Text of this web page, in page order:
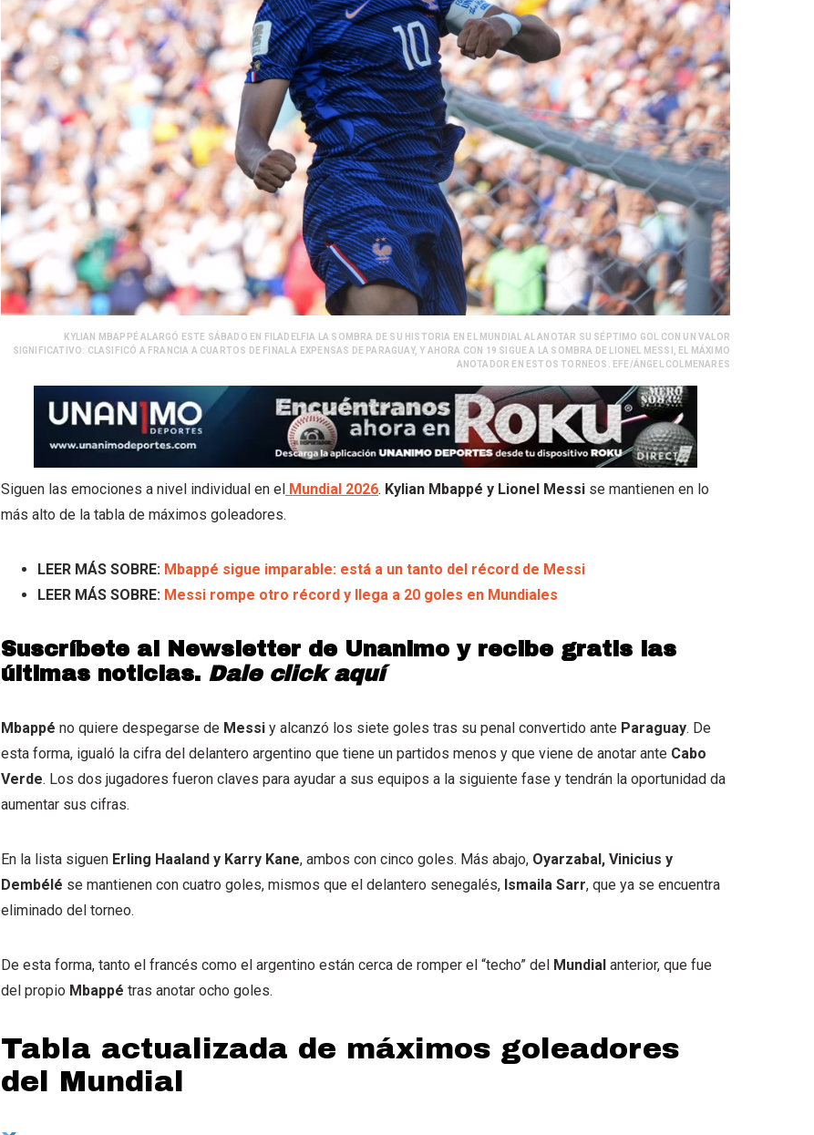
KYLIAN MBAPPÉ ALARGÓ ESTE SÁBADO EN FILADELFIA LA SOMBRA DE SU HISTORIA EN EL MUNDIAL AL ANOTAR SU SÉPTIMO GOL CON UN VALOR
SIGNIFICATIVO: CLASIFICÓ A FRANCIA A CUARTOS DE FINAL A EXPENSAS DE PARAGUAY, Y AHORA CON 19 SIGUE A LA SOMBRA DE LIONEL MESSI, EL MÁXIMO
ANOTADOR EN ESTOS TORNEOS. EFE/ÁNGEL COLMENARES
Siguen las emociones a nivel individual en el Mundial 2026. Kylian Mbappé y Lionel Messi se mantienen en lo
más alto de la tabla de máximos goleadores.
LEER MÁS SOBRE: Mbappé sigue imparable: está a un tanto del récord de Messi
LEER MÁS SOBRE: Messi rompe otro récord y llega a 20 goles en Mundiales
Suscríbete al Newsletter de Unanimo y recibe gratis las
últimas noticias. Dale click aquí
Mbappé no quiere despegarse de Messi y alcanzó los siete goles tras su penal convertido ante Paraguay. De
esta forma, igualó la cifra del delantero argentino que tiene un partidos menos y que viene de anotar ante Cabo
Verde. Los dos jugadores fueron claves para ayudar a sus equipos a la siguiente fase y tendrán la oportunidad da
aumentar sus cifras.
En la lista siguen Erling Haaland y Karry Kane, ambos con cinco goles. Más abajo, Oyarzabal, Vinicius y
Dembélé se mantienen con cuatro goles, mismos que el delantero senegalés, Ismaila Sarr, que ya se encuentra
eliminado del torneo.
De esta forma, tanto el francés como el argentino están cerca de romper el “techo” del Mundial anterior, que fue
del propio Mbappé tras anotar ocho goles.
Tabla actualizada de máximos goleadores
del Mundial